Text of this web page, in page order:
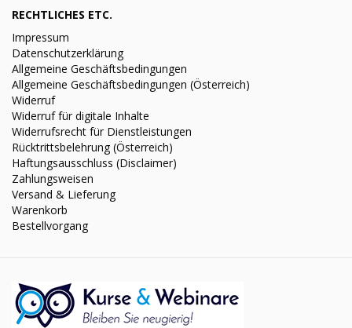
RECHTLICHES ETC.
Impressum
Datenschutzerklärung
Allgemeine Geschäftsbedingungen
Allgemeine Geschäftsbedingungen (Österreich)
Widerruf
Widerruf für digitale Inhalte
Widerrufsrecht für Dienstleistungen
Rücktrittsbelehrung (Österreich)
Haftungsausschluss (Disclaimer)
Zahlungsweisen
Versand & Lieferung
Warenkorb
Bestellvorgang